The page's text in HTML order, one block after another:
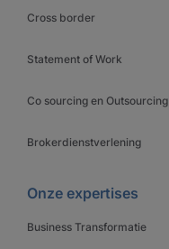
Cross border
Statement of Work
Co sourcing en Outsourcing
Brokerdienstverlening
Onze expertises
Business Transformatie